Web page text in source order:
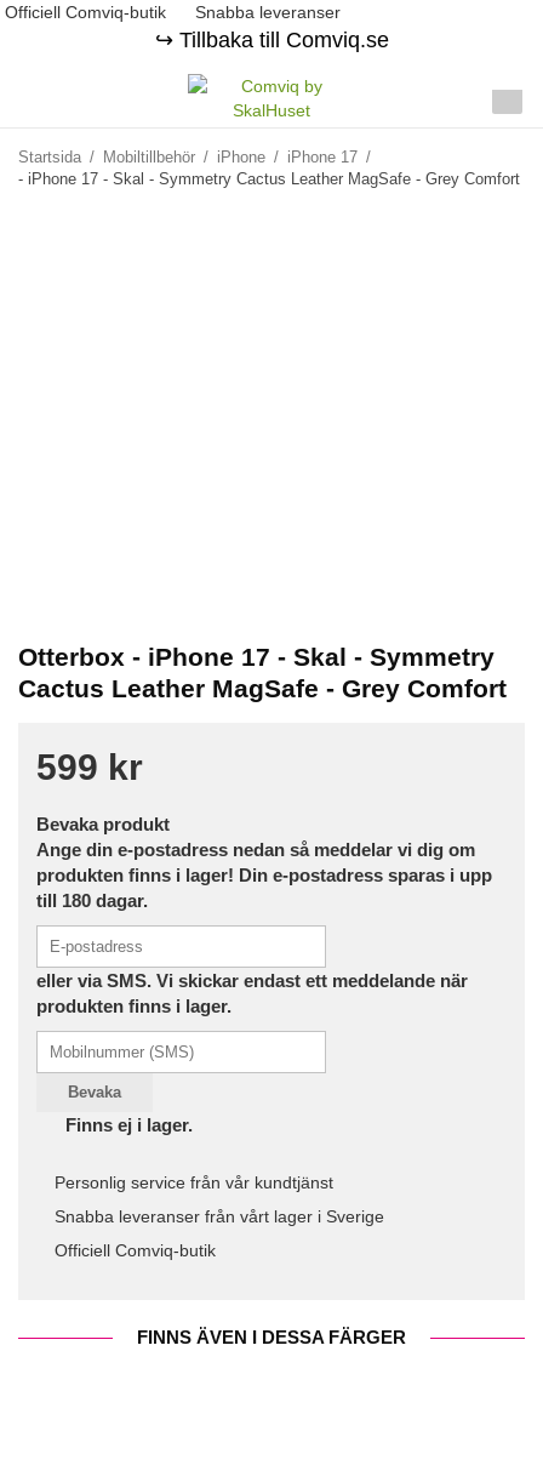
Officiell Comviq-butik Snabba leveranser
↪️ Tillbaka till Comviq.se
Startsida / Mobiltillbehör / iPhone / iPhone 17 /
- iPhone 17 - Skal - Symmetry Cactus Leather MagSafe - Grey Comfort
Otterbox - iPhone 17 - Skal - Symmetry
Cactus Leather MagSafe - Grey Comfort
599 kr
Bevaka produkt
Ange din e-postadress nedan så meddelar vi dig om
produkten finns i lager! Din e-postadress sparas i upp
till 180 dagar.
eller via SMS. Vi skickar endast ett meddelande när
produkten finns i lager.
Bevaka
Finns ej i lager.
Personlig service från vår kundtjänst
Snabba leveranser från vårt lager i Sverige
Officiell Comviq-butik
FINNS ÄVEN I DESSA FÄRGER